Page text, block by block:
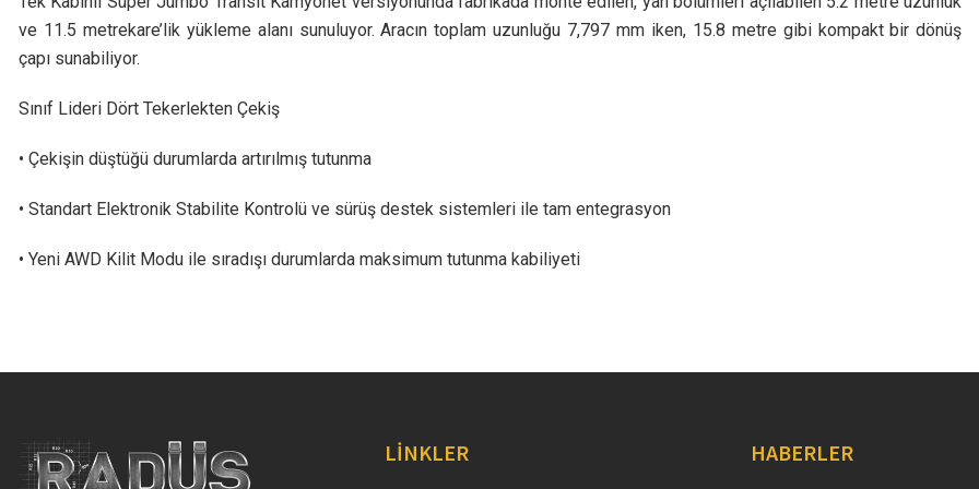
ve 11.5 metrekare’lik yükleme alanı sunuluyor. Aracın toplam uzunluğu 7,797 mm iken, 15.8 metre gibi kompakt bir dönüş
çapı sunabiliyor.
Sınıf Lideri Dört Tekerlekten Çekiş
• Çekişin düştüğü durumlarda artırılmış tutunma
• Standart Elektronik Stabilite Kontrolü ve sürüş destek sistemleri ile tam entegrasyon
• Yeni AWD Kilit Modu ile sıradışı durumlarda maksimum tutunma kabiliyeti
LİNKLER HABERLER